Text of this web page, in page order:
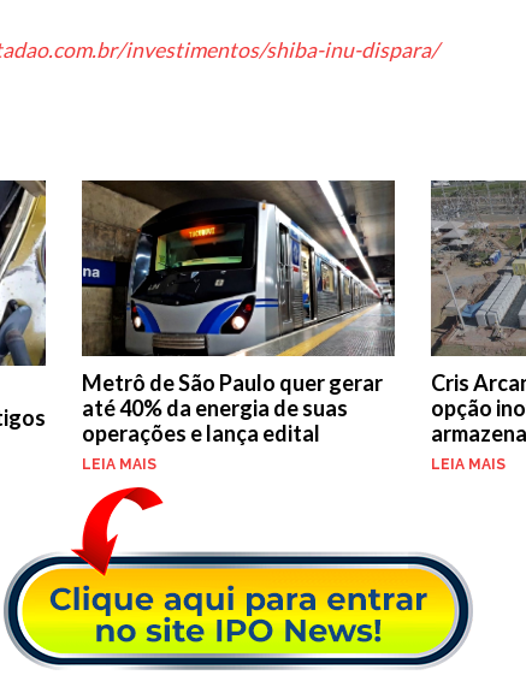
investimentos/shiba-inu-dispara/
Metrô de São Paulo quer gerar
até 40% da energia de suas
operações e lança edital
LEIA MAIS
Cris
opção
LEIA MAIS